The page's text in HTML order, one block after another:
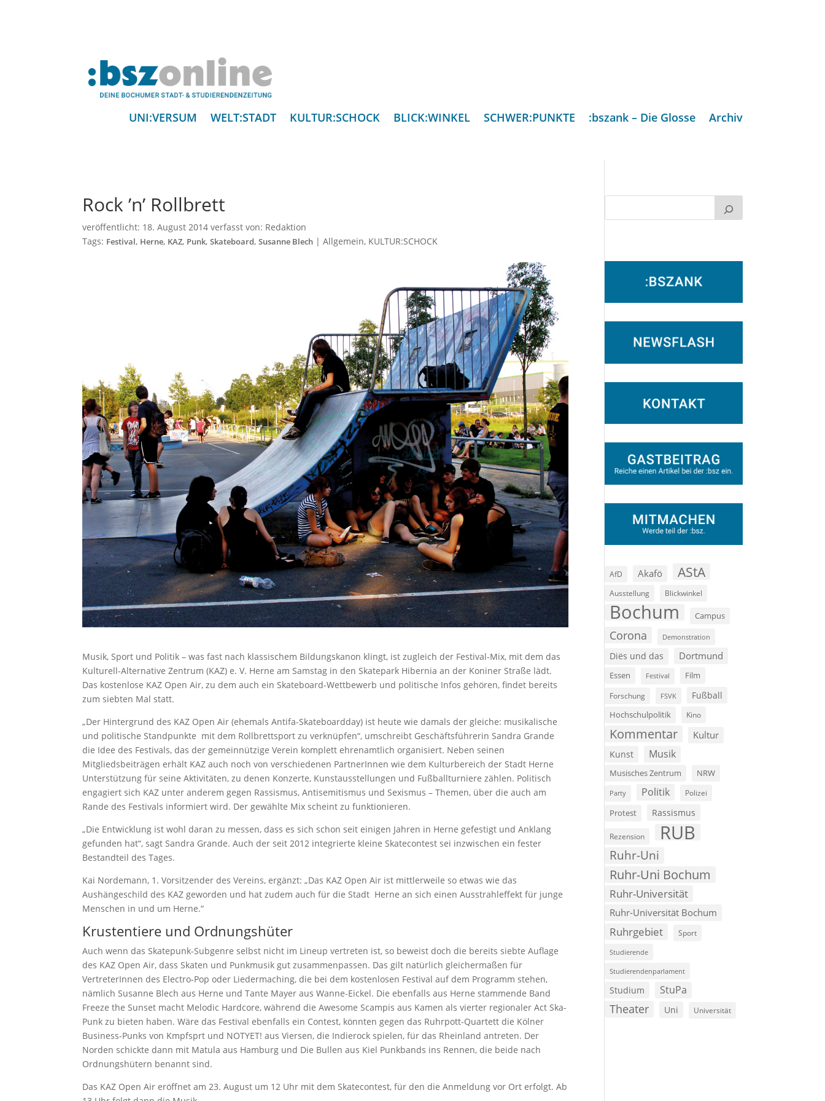
UNI:VERSUM WELT:STADT KULTUR:SCHOCK BLICK:WINKEL SCHWER:PUNKTE :bszank – Die Glosse Archiv
Rock ’n’ Rollbrett
veröffentlicht: 18. August 2014 verfasst von: Redaktion
Tags: Festival, Herne, KAZ, Punk,Skateboard,Susanne Blech |Allgemein, KULTUR:SCHOCK
Musik, Sport und Politik – was fast nach klassischem Bildungskanon klingt, ist zugleich der Festival-Mix, mit dem das
Kulturell-Alternative Zentrum (KAZ) e. V. Herne am Samstag in den Skatepark Hibernia an der Koniner Straße lädt.
Das kostenlose KAZ Open Air, zu dem auch ein Skateboard-Wettbewerb und politische Infos gehören, findet bereits
zum siebten Mal statt.
„Der Hintergrund des KAZ Open Air (ehemals Antifa-Skateboardday) ist heute wie damals der gleiche: musikalische
und politische Standpunkte mit dem Rollbrettsport zu verknüpfen“, umschreibt Geschäftsführerin Sandra Grande
die Idee des Festivals, das der gemeinnützige Verein komplett ehrenamtlich organisiert. Neben seinen
Mitgliedsbeiträgen erhält KAZ auch noch von verschiedenen PartnerInnen wie dem Kulturbereich der Stadt Herne
Unterstützung für seine Aktivitäten, zu denen Konzerte, Kunstausstellungen und Fußballturniere zählen. Politisch
engagiert sich KAZ unter anderem gegen Rassismus, Antisemitismus und Sexismus – Themen, über die auch am
Rande des Festivals informiert wird. Der gewählte Mix scheint zu funktionieren.
„Die Entwicklung ist wohl daran zu messen, dass es sich schon seit einigen Jahren in Herne gefestigt und Anklang
gefunden hat“, sagt Sandra Grande. Auch der seit 2012 integrierte kleine Skatecontest sei inzwischen ein fester
Bestandteil des Tages.
Kai Nordemann, 1. Vorsitzender des Vereins, ergänzt: „Das KAZ Open Air ist mittlerweile so etwas wie das
Aushängeschild des KAZ geworden und hat zudem auch für die Stadt Herne an sich einen Ausstrahleffekt für junge
Menschen in und um Herne.“
Krustentiere und Ordnungshüter
Auch wenn das Skatepunk-Subgenre selbst nicht im Lineup vertreten ist, so beweist doch die bereits siebte Auflage
des KAZ Open Air, dass Skaten und Punkmusik gut zusammenpassen. Das gilt natürlich gleichermaßen für
VertreterInnen des Electro-Pop oder Liedermaching, die bei dem kostenlosen Festival auf dem Programm stehen,
nämlich Susanne Blech aus Herne und Tante Mayer aus Wanne-Eickel. Die ebenfalls aus Herne stammende Band
Freeze the Sunset macht Melodic Hardcore, während die Awesome Scampis aus Kamen als vierter regionaler Act Ska-
Punk zu bieten haben. Wäre das Festival ebenfalls ein Contest, könnten gegen das Ruhrpott-Quartett die Kölner
Business-Punks von Kmpfsprt und NOTYET! aus Viersen, die Indierock spielen, für das Rheinland antreten. Der
Norden schickte dann mit Matula aus Hamburg und Die Bullen aus Kiel Punkbands ins Rennen, die beide nach
Ordnungshütern benannt sind.
Das KAZ Open Air eröffnet am 23. August um 12 Uhr mit dem Skatecontest, für den die Anmeldung vor Ort erfolgt. Ab
AfD Akafö AStA
Ausstellung Blickwinkel
Bochum Campus
Corona Demonstration
Diës und das Dortmund
Essen Festival Film
Forschung FSVK Fußball
Hochschulpolitik Kino
Kommentar Kultur
Kunst Musik
Musisches Zentrum NRW
Party Politik Polizei
Protest Rassismus
Rezension RUB
Ruhr-Uni
Ruhr-Uni Bochum
Ruhr-Universität
Ruhr-Universität Bochum
Ruhrgebiet Sport
Studierende
Studierendenparlament
Studium StuPa
Theater Uni Universität